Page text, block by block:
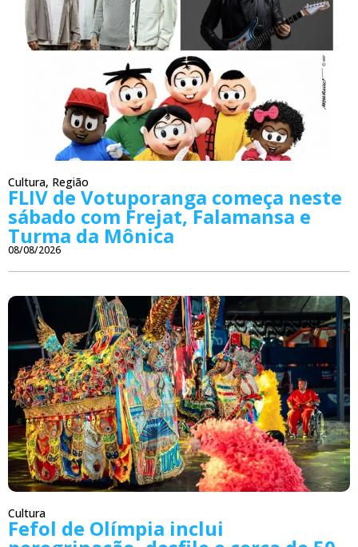
Cultura, Região
FLIV de Votuporanga começa neste
sábado com Frejat, Falamansa e
Turma da Mônica
08/08/2026
Cultura
Fefol de Olímpia inclui